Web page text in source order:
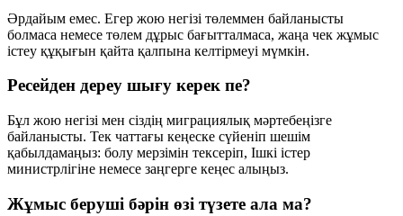
Әрдайым емес. Егер жою негізі төлеммен байланысты
болмаса немесе төлем дұрыс бағытталмаса, жаңа чек жұмыс
істеу құқығын қайта қалпына келтірмеуі мүмкін.
Ресейден дереу шығу керек пе?
Бұл жою негізі мен сіздің миграциялық мәртебеңізге
байланысты. Тек чаттағы кеңеске сүйеніп шешім
қабылдамаңыз: болу мерзімін тексеріп, Ішкі істер
министрлігіне немесе заңгерге кеңес алыңыз.
Жұмыс беруші бәрін өзі түзете ала ма?